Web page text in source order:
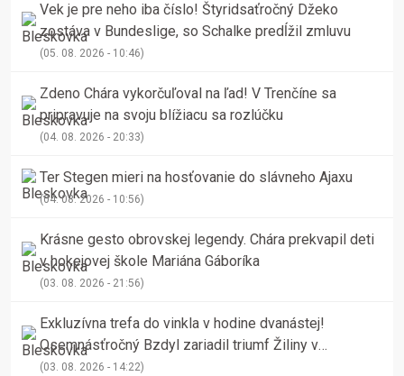
Vek je pre neho iba číslo! Štyridsaťročný Džeko
zostáva v Bundeslige, so Schalke predĺžil zmluvu
(05. 08. 2026 - 10:46)
Zdeno Chára vykorčuľoval na ľad! V Trenčíne sa
pripravuje na svoju blížiacu sa rozlúčku
(04. 08. 2026 - 20:33)
Ter Stegen mieri na hosťovanie do slávneho Ajaxu
(04. 08. 2026 - 10:56)
Krásne gesto obrovskej legendy. Chára prekvapil deti
v hokejovej škole Mariána Gáboríka
(03. 08. 2026 - 21:56)
Exkluzívna trefa do vinkla v hodine dvanástej!
Osemnásťročný Bzdyl zariadil triumf Žiliny v
Michalovciach
(03. 08. 2026 - 14:22)